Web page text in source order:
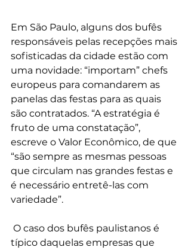
Em São Paulo, alguns dos bufês
responsáveis pelas recepções mais
sofisticadas da cidade estão com
uma novidade: “importam” chefs
europeus para comandarem as
panelas das festas para as quais
são contratados. “A estratégia é
fruto de uma constatação”,
escreve o Valor Econômico, de que
“são sempre as mesmas pessoas
que circulam nas grandes festas e
é necessário entretê-las com
variedade”.
típico daquelas empresas que